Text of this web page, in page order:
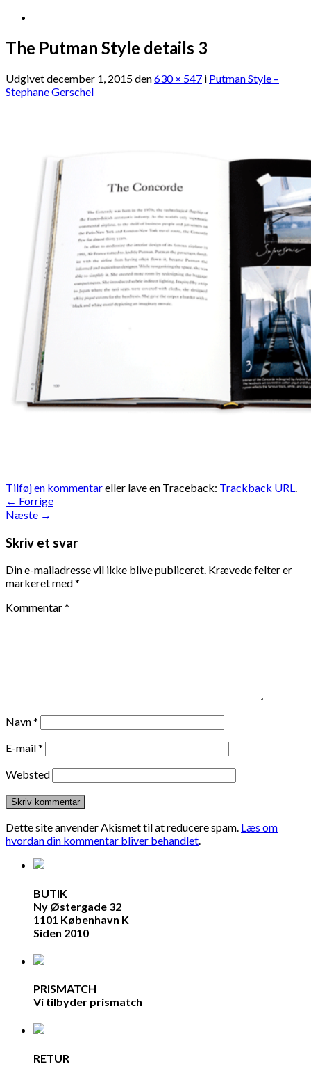
The Putman Style details 3
Udgivetdecember 1, 2015den630 × 547 i Putman Style –
Stephane Gerschel
Tilføj en kommentareller lave en Traceback: Trackback URL.
← Forrige
Næste →
Skriv et svar
Din e-mailadresse vil ikke blive publiceret. Krævede felter er
markeret med*
Kommentar*
Navn*
E-mail*
Websted
Dette site anvender Akismet til at reducere spam. Læs om
hvordan din kommentar bliver behandlet.
BUTIK
Ny Østergade 32
1101 København K
Siden 2010
PRISMATCH
Vi tilbyder prismatch
RETUR